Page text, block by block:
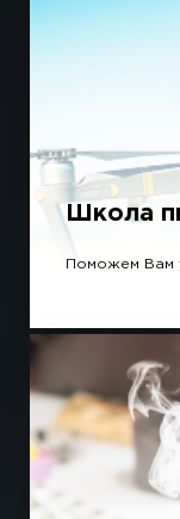
Школа
Поможем Вам